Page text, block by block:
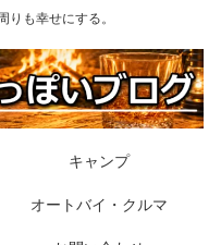
りも幸せにする。
キャンプ
オートバイ・クルマ